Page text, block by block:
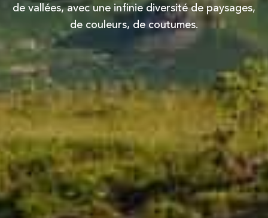
de vallées, avec une infinie diversité de paysages,
de couleurs, de coutumes.